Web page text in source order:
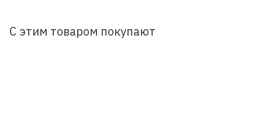
С этим товаром покупают